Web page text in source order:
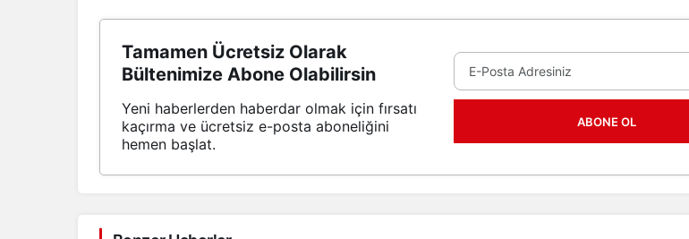
Tamamen Ücretsiz Olarak
Bültenimize Abone Olabilirsin
Yeni haberlerden haberdar olmak için fırsatı
kaçırma ve ücretsiz e-posta aboneliğini
hemen başlat.
ABONE OL